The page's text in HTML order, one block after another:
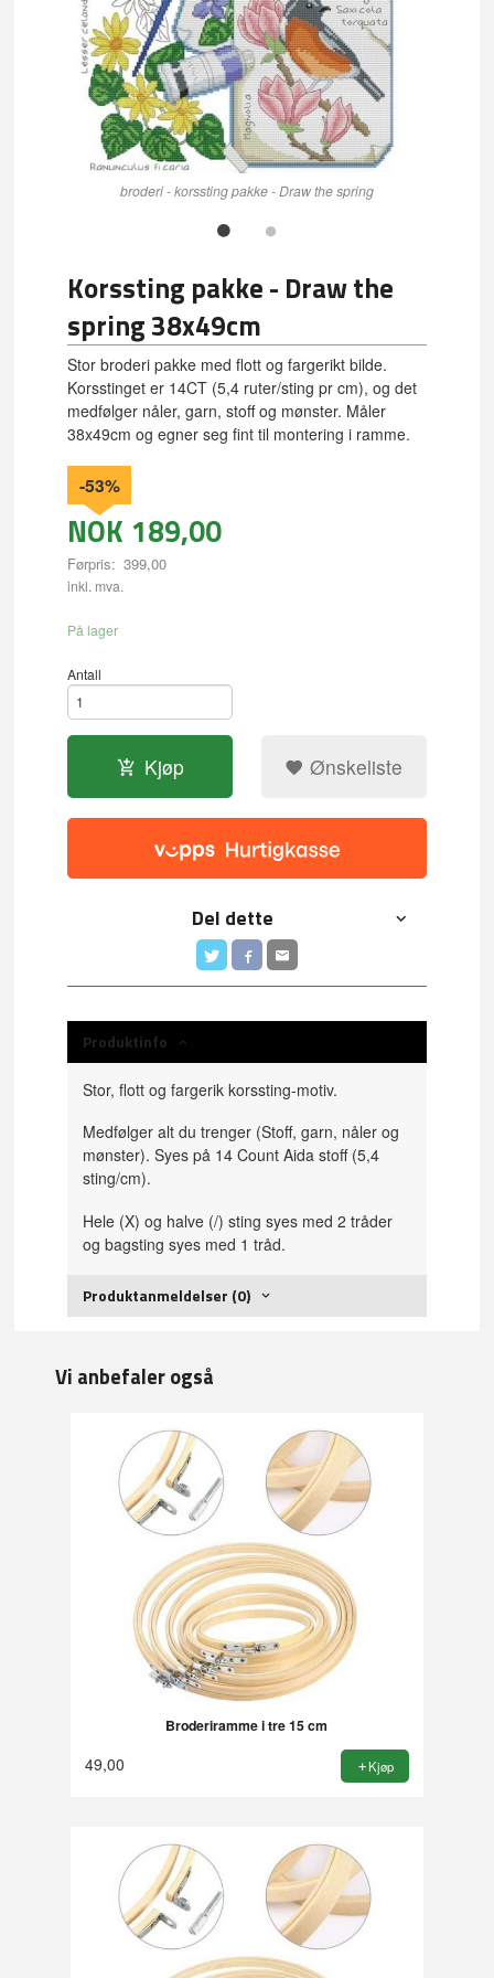
broderi - korssting pakke - Draw the spring
Korssting pakke - Draw the
spring 38x49cm
Stor broderi pakke med flott og fargerikt bilde.
Korsstinget er 14CT (5,4 ruter/sting pr cm), og det
medfølger nåler, garn, stoff og mønster. Måler
38x49cm og egner seg fint til montering i ramme.
NOK 189,00
Førpris: 399,00
Rabatt
-53%
inkl. mva.
På lager
Antall
Kjøp Ønskeliste
Del dette
Produktinfo
Stor, flott og fargerik korssting-motiv.
Medfølger alt du trenger (Stoff, garn, nåler og
mønster). Syes på 14 Count Aida stoff (5,4
sting/cm).
Hele (X) og halve (/) sting syes med 2 tråder
og bagsting syes med 1 tråd.
Produktanmeldelser (0)
Vi anbefaler også
Broderiramme i tre 15 cm
49,00 Kjøp